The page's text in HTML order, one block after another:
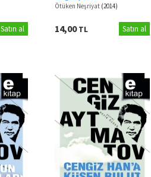
Satın al
Ötüken Neşriyat (2014)
14,00TL Satın al